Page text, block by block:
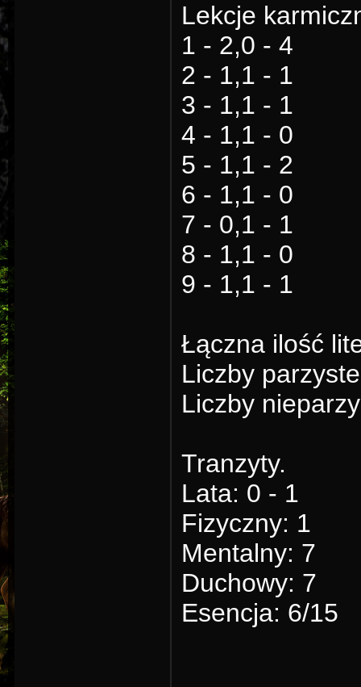
Lekcje
1 - 2,0 - 4
2 - 1,1 - 1
3 - 1,1 - 1
4 - 1,1 - 0
5 - 1,1 - 2
6 - 1,1 - 0
7 - 0,1 - 1
8 - 1,1 - 0
9 - 1,1 - 1
Łączna ilość
Liczby
Liczby
Tranzyty.
Lata: 0 - 1
Fizyczny: 1
Mentalny: 7
Duchowy: 7
Esencja: 6/15